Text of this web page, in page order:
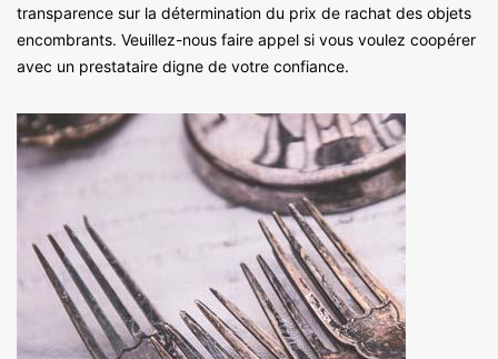
transparence sur la détermination du prix de rachat des objets
encombrants. Veuillez-nous faire appel si vous voulez coopérer
avec un prestataire digne de votre confiance.